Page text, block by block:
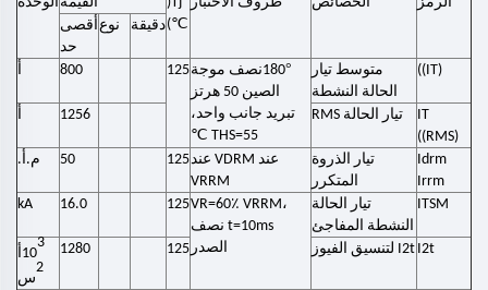
℃
)دقيقة
نوع أقصى
حد
(IT))
متوسط تيار
الحالة النشطة
180°
نصف موجة
الصين 50 هرتز
تبريد جانب واحد،
THS=55
℃
125
800
IT
((RMS)
تيار الحالة RMS 1256
Idrm
Irrm
تيار الذروة
المتكرر
عند VDRM عند
VRRM
125
50 م.أ.
ITSM
تيار الحالة
النشطة المفاجئ
VR=60٪ VRRM،
t=10ms نصف
الصدر
125
16.0
kA
I2t I2t لتنسيق الفيوز 125
1280
10
3
2
س